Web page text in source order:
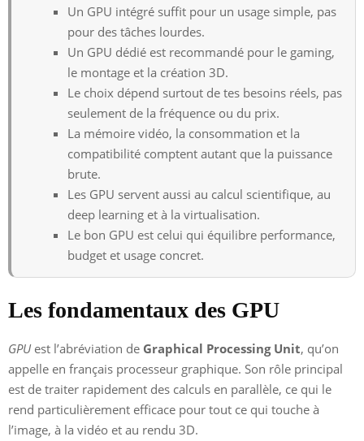
Un GPU intégré suffit pour un usage simple, pas
pour des tâches lourdes.
Un GPU dédié est recommandé pour le gaming,
le montage et la création 3D.
Le choix dépend surtout de tes besoins réels, pas
seulement de la fréquence ou du prix.
La mémoire vidéo, la consommation et la
compatibilité comptent autant que la puissance
brute.
Les GPU servent aussi au calcul scientifique, au
deep learning et à la virtualisation.
Le bon GPU est celui qui équilibre performance,
budget et usage concret.
Les fondamentaux des GPU
GPUest l’abréviation de Graphical Processing Unit, qu’on
appelle en français processeur graphique. Son rôle principal
est de traiter rapidement des calculs en parallèle, ce qui le
rend particulièrement efficace pour tout ce qui touche à
l’image, à la vidéo et au rendu 3D.